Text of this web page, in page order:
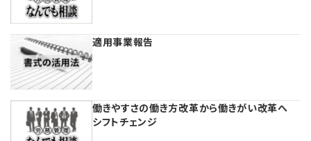
法改正-法務
IT
論壇
カレンダー
NEWS・TOPIC・特報
【連載】オピニオンリーダーのnote
【連載】これからの時代の資産運用
【連載】採用・定着・育成のための人事戦略
【連載】事例に学ぶ立入検査で想定される指摘事項
【連載】シェアコモン200インタビュー
公益・一般法人オンラインとは
登録案内
専門誌一覧
適用事業報告
働きやすさの働き方改革から働きがい改革へ
シフトチェンジ